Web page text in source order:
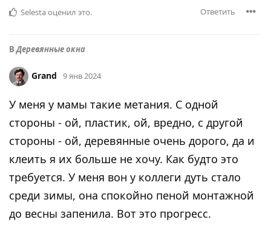
Ответить
Selestaоценил это.
ВДеревянные окна
Grand 9 янв 2024
У меня у мамы такие метания. С одной
стороны - ой, пластик, ой, вредно, с другой
стороны - ой, деревянные очень дорого, да и
клеить я их больше не хочу. Как будто это
требуется. У меня вон у коллеги дуть стало
среди зимы, она спокойно пеной монтажной
до весны запенила. Вот это прогресс.